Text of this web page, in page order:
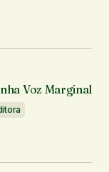
Voz Marginal